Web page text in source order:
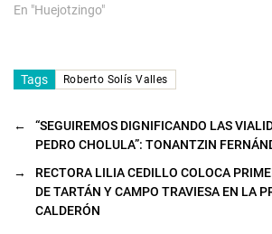
En "Huejotzingo"
Tags Roberto Solís Valles
←
“SEGUIREMOS DIGNIFICANDO LAS
PEDRO CHOLULA”: TONANTZIN
→
RECTORA LILIA CEDILLO COLOCA
DE TARTÁN Y CAMPO TRAVIESA EN LA
CALDERÓN